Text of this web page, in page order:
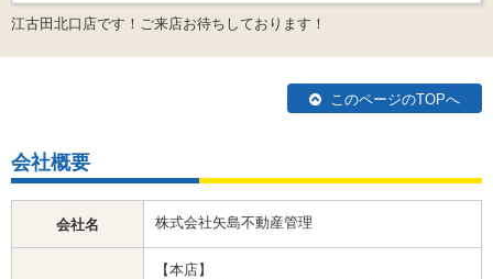
江古田北口店です！ご来店お待ちしております！
このページのTOPへ
会社概要
会社名 株式会社矢島不動産管理
【本店】